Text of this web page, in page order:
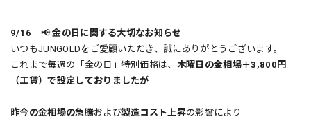
─────────────────────────────
9/16 📢金の日に関する大切なお知らせ
いつもJUNGOLDをご愛顧いただき、誠にありがとうございます。
これまで毎週の「金の日」特別価格は、 木曜日の金相場＋3,800円
（工賃）で設定しておりましたが
昨今の金相場の急騰および製造コスト上昇の影響により